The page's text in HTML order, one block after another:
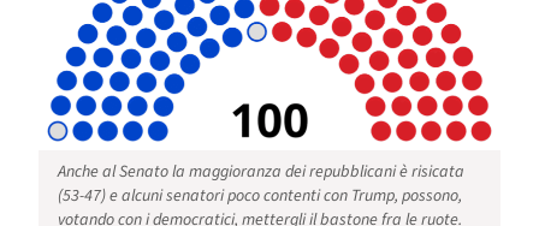
Anche al Senato la maggioranza dei repubblicani è risicata
(53-47) e alcuni senatori poco contenti con Trump, possono,
votando con i democratici, mettergli il bastone fra le ruote.